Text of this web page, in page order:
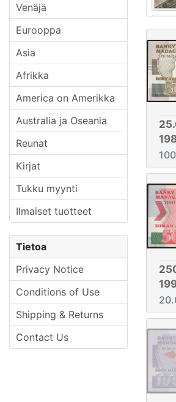
Venäjä
Eurooppa
Asia
Afrikka
America on Amerikka
Australia ja Oseania
Reunat
Kirjat
Tukku myynti
Ilmaiset tuotteet
Tietoa
Privacy Notice
Conditions of Use
Shipping & Returns
Contact Us